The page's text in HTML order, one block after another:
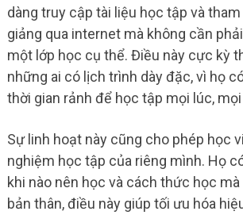
dàng truy cập tài liệu học tập và
giảng qua internet mà không cần
một lớp học cụ thể. Điều này cực kỳ
những ai có lịch trình dày đặc, vì họ
thời gian rảnh để học tập mọi lúc, mọi
Sự linh hoạt này cũng cho phép học
nghiệm học tập của riêng mình. Họ
khi nào nên học và cách thức học
bản thân, điều này giúp tối ưu hóa